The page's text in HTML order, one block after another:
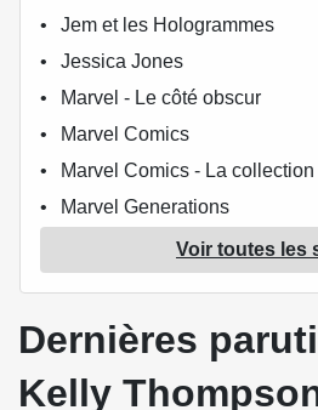
Jem et les Hologrammes
Jessica Jones
Marvel - Le côté obscur
Marvel Comics
Marvel Comics - La
Marvel Generations
Marvel Super-héroïnes
Mighty Morphin Power
Silver Coin
Star Wars (Panini Comics -
Voir toutes les
Dernières
Kelly